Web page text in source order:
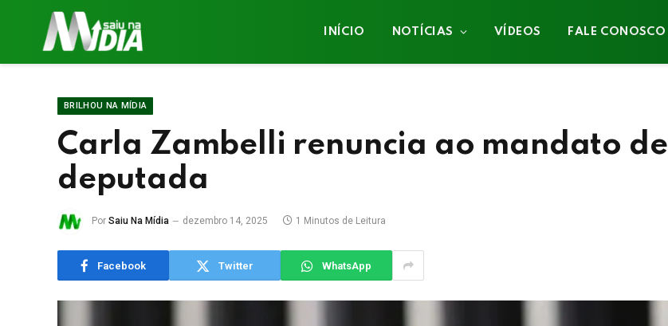
INÍCIO NOTÍCIAS VÍDEOS FALE CONOSCO
BRILHOU NA MÍDIA
Carla Zambelli renuncia ao mandato de
deputada
Por Saiu Na Mídia dezembro 14, 2025 1 Minutos de Leitura
Facebook Twitter WhatsApp